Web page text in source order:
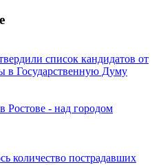
список кандидатов от
в Государственную Думу
- над городом
количество пострадавших